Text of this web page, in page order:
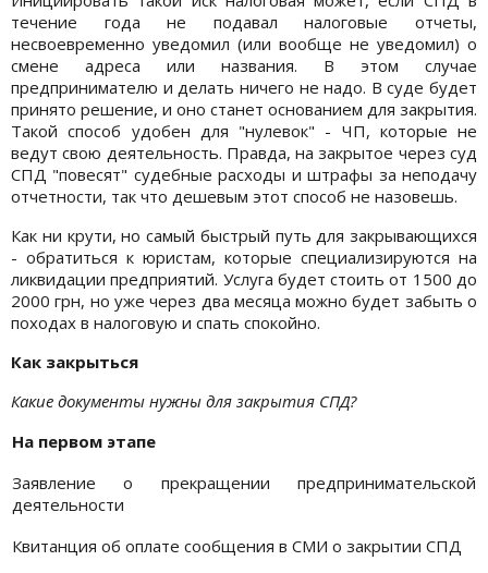
течение года не подавал налоговые отчеты,
несвоевременно уведомил (или вообще не уведомил) о
смене адреса или названия. В этом случае
предпринимателю и делать ничего не надо. В суде будет
принято решение, и оно станет основанием для закрытия.
Такой способ удобен для "нулевок" - ЧП, которые не
ведут свою деятельность. Правда, на закрытое через суд
СПД "повесят" судебные расходы и штрафы за неподачу
отчетности, так что дешевым этот способ не назовешь.
Как ни крути, но самый быстрый путь для закрывающихся
- обратиться к юристам, которые специализируются на
ликвидации предприятий. Услуга будет стоить от 1500 до
2000 грн, но уже через два месяца можно будет забыть о
походах в налоговую и спать спокойно.
Как закрыться
Какие документы нужны для закрытия СПД?
На первом этапе
Заявление о прекращении предпринимательской
деятельности
Квитанция об оплате сообщения в СМИ о закрытии СПД